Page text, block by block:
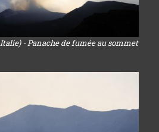
- Panache de fumée au sommet